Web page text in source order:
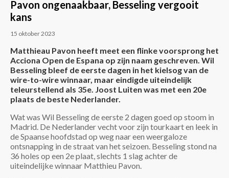
Pavon ongenaakbaar, Besseling vergooit
kans
15 oktober 2023
Matthieau Pavon heeft meet een flinke voorsprong het
Acciona Open de Espana op zijn naam geschreven. Wil
Besseling bleef de eerste dagen in het kielsog van de
wire-to-wire winnaar, maar eindigde uiteindelijk
teleurstellend als 35e. Joost Luiten was met een 20e
plaats de beste Nederlander.
Wat was Wil Besseling de eerste 2 dagen goed op stoom in
Madrid. De Nederlander vecht voor zijn tourkaart en leek in
de Spaanse hoofdstad op weg naar een weergaloze
ontsnapping in de straat van het seizoen. Besseling stond na
36 holes op een 2e plaat, slechts 1 slag achter de
uiteindelijke winnaar Matthieu Pavon.